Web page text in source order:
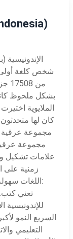
شخص كلغة أولى
من
بشكل ملحوظ
كان لها متحدثون
مجموعة
علامات تشكيل
زمنية على
اللغات
السريع النمو
التعليمي